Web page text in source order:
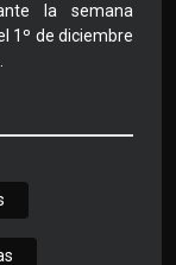
la semana
1º de diciembre